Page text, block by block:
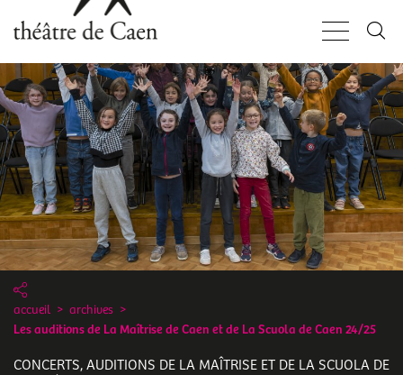
au
contenu
principal
accueil
archives
Les auditions de La Maîtrise de Caen et de La Scuola de Caen 24/25
CONCERTS, AUDITIONS DE LA MAÎTRISE ET DE LA SCUOLA DE
Panneau de gestion des cookies